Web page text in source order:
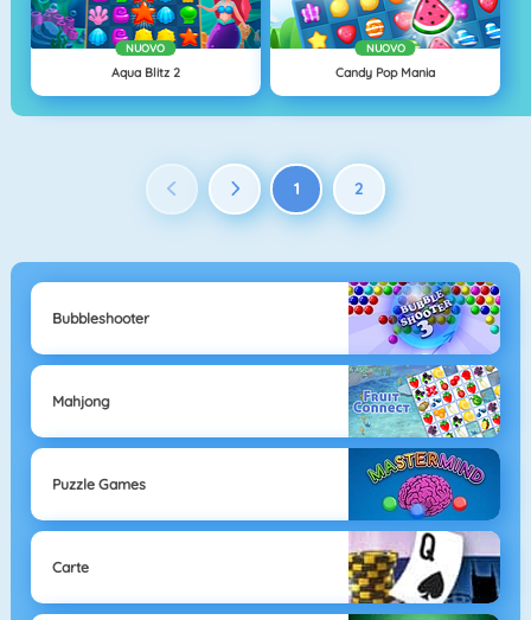
NUOVO
Aqua Blitz 2
NUOVO
Candy Pop Mania
1 2
Bubbleshooter
Mahjong
Puzzle Games
Carte